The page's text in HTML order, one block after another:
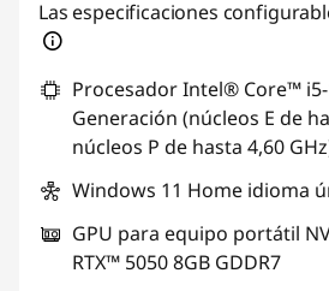
Descuento prod (inc IVA) :-
Las especificaciones
Procesador Intel® Core™ i5-
Generación (núcleos E de
núcleos P de hasta 4,60
Windows 11 Home idioma
GPU para equipo portátil
RTX™ 5050 8GB GDDR7